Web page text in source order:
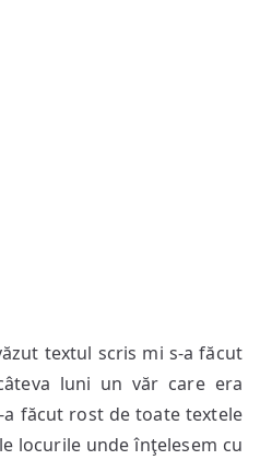
textul scris mi s-a făcut
luni un văr care era
făcut rost de toate textele
locurile unde înţelesem cu